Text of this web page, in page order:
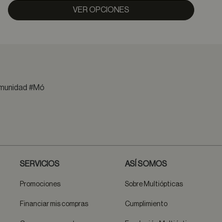
VER OPCIONES
#Mó
SERVICIOS
Promociones
Financiar mis compras
ASÍ SOMOS
Sobre Multiópticas
Cumplimiento